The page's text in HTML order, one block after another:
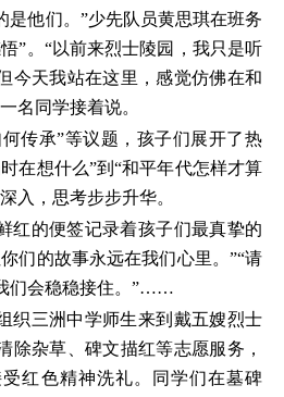
是他们。”少先队员黄思琪在班务
”。“以前来烈士陵园，我只是听
今天我站在这里，感觉仿佛在和
名同学接着说。
何传承”等议题，孩子们展开了热
在想什么”到“和平年代怎样才算
入，思考步步升华。
红的便签记录着孩子们最真挚的
们的故事永远在我们心里。”“请
们会稳稳接住。”……
织三洲中学师生来到戴五嫂烈士
除杂草、碑文描红等志愿服务，
红色精神洗礼。同学们在墓碑